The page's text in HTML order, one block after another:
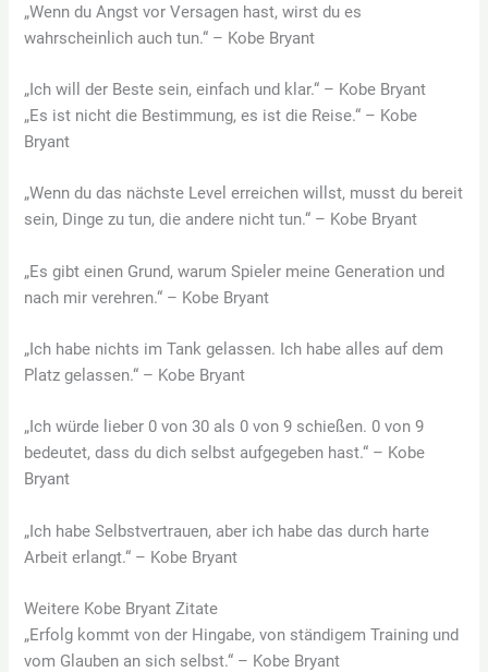
„Wenn du Angst vor Versagen hast, wirst du es
wahrscheinlich auch tun.“ – Kobe Bryant
„Ich will der Beste sein, einfach und klar.“ – Kobe Bryant
„Es ist nicht die Bestimmung, es ist die Reise.“ – Kobe
Bryant
„Wenn du das nächste Level erreichen willst, musst du bereit
sein, Dinge zu tun, die andere nicht tun.“ – Kobe Bryant
„Es gibt einen Grund, warum Spieler meine Generation und
nach mir verehren.“ – Kobe Bryant
„Ich habe nichts im Tank gelassen. Ich habe alles auf dem
Platz gelassen.“ – Kobe Bryant
„Ich würde lieber 0 von 30 als 0 von 9 schießen. 0 von 9
bedeutet, dass du dich selbst aufgegeben hast.“ – Kobe
Bryant
„Ich habe Selbstvertrauen, aber ich habe das durch harte
Arbeit erlangt.“ – Kobe Bryant
Weitere Kobe Bryant Zitate
„Erfolg kommt von der Hingabe, von ständigem Training und
vom Glauben an sich selbst.“ – Kobe Bryant